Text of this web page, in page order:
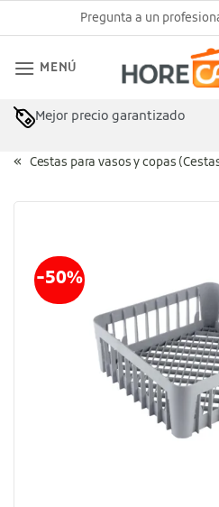
al
Pregunta a un
MENÚ
Mejor precio garantizado
Asesoramiento profesional
Cestas para vasos y copas
-50%